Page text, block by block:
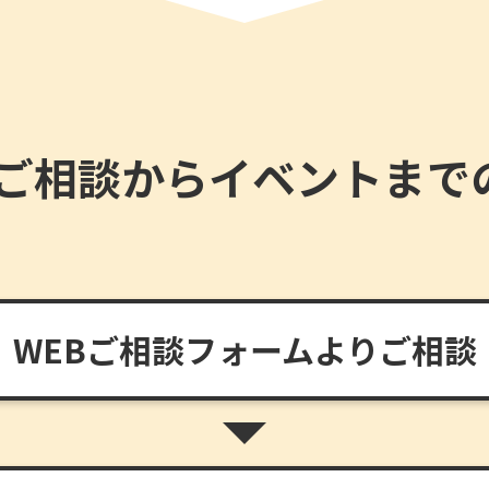
相談からイベントまで
WEBご相談フォームよりご相談